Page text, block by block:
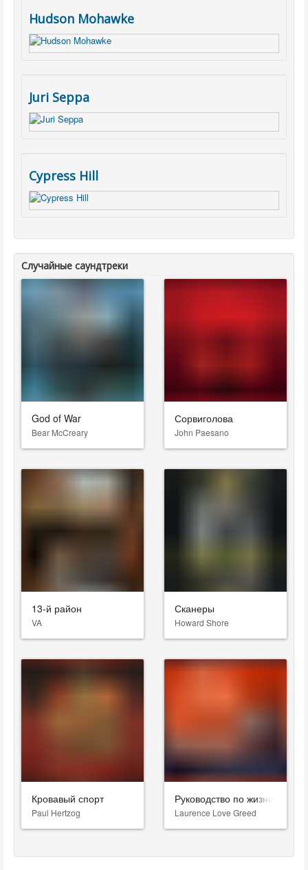
Hudson Mohawke
Juri Seppa
Cypress Hill
Случайные саундтреки
God of War
Bear McCreary
Сорвиголова
John Paesano
13-й район
VA
Сканеры
Howard Shore
Кровавый спорт
Paul Hertzog
Руководство по жизни для
Laurence Love Greed